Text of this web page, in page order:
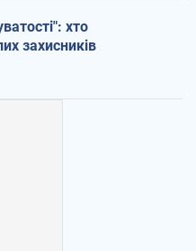
хто
захисників